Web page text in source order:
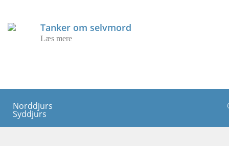
Tanker om selvmord
Læs mere
Norddjurs
Syddjurs